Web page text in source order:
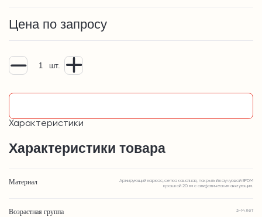
Цена по запросу
шт.
Характеристики
Характеристики товара
Материал
Армирующий каркас, сетка канатная, покрытый каучуовой EPDM
крошкой 20 мм с алифатическим связующим.
Возрастная группа 3-14 лет